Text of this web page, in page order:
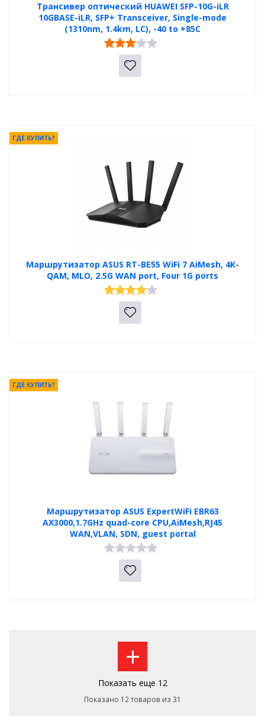
Трансивер оптический HUAWEI SFP-10G-iLR
10GBASE-iLR, SFP+ Transceiver, Single-mode
(1310nm, 1.4km, LC), -40 to +85C
Маршрутизатор ASUS RT-BE55 WiFi 7 AiMesh, 4K-
QAM, MLO, 2.5G WAN port, Four 1G ports
ГДЕ КУПИТЬ?
Маршрутизатор ASUS ExpertWiFi EBR63
AX3000,1.7GHz quad-core CPU,AiMesh,RJ45
WAN,VLAN, SDN, guest portal
ГДЕ КУПИТЬ?
+
Показать еще 12
Показано 12 товаров из 31